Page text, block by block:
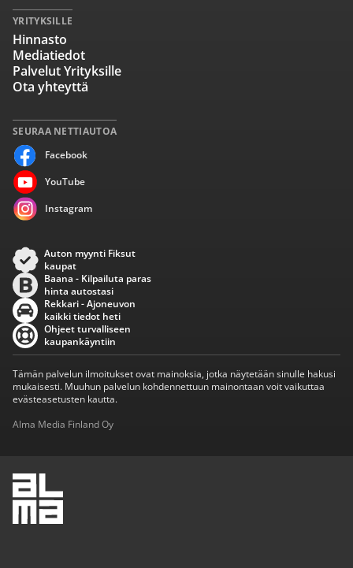
SEURAA NETTIAUTOA
Facebook
YouTube
Instagram
YRITYKSILLE
Hinnasto
Mediatiedot
Palvelut Yrityksille
Ota yhteyttä
Auton myynti Fiksut
kaupat
Baana - Kilpailuta paras
hinta autostasi
Rekkari - Ajoneuvon
kaikki tiedot heti
Ohjeet turvalliseen
kaupankäyntiin
Tämän palvelun ilmoitukset ovat mainoksia, jotka näytetään sinulle hakusi
mukaisesti. Muuhun palvelun kohdennettuun mainontaan voit vaikuttaa
evästeasetusten kautta.
Alma Media Finland Oy